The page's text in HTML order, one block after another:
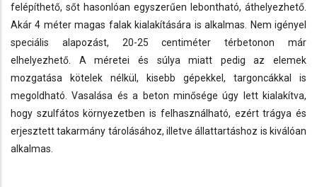
felépíthető, sőt hasonlóan egyszerűen lebontható, áthelyezhető.
Akár 4 méter magas falak kialakítására is alkalmas. Nem igényel
speciális alapozást, 20-25 centiméter térbetonon már
elhelyezhető. A méretei és súlya miatt pedig az elemek
mozgatása kötelek nélkül, kisebb gépekkel, targoncákkal is
megoldható. Vasalása és a beton minősége úgy lett kialakítva,
hogy szulfátos környezetben is felhasználható, ezért trágya és
erjesztett takarmány tárolásához, illetve állattartáshoz is kiválóan
alkalmas.